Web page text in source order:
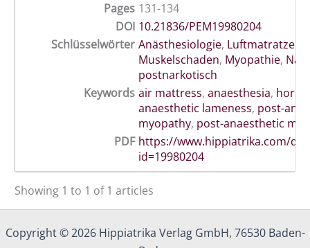
Pages 131-134
DOI 10.21836/PEM19980204
Schlüsselwörter Anästhesiologie, Luftmatratze
Muskelschaden, Myopathie,
postnarkotisch
Keywords air mattress, anaesthesia, horse
anaesthetic lameness, post-
myopathy, post-anaesthetic
PDF https://www.hippiatrika.com/
id=19980204
Showing 1 to 1 of 1 articles
Copyright © 2026 Hippiatrika Verlag GmbH, 76530 Baden-